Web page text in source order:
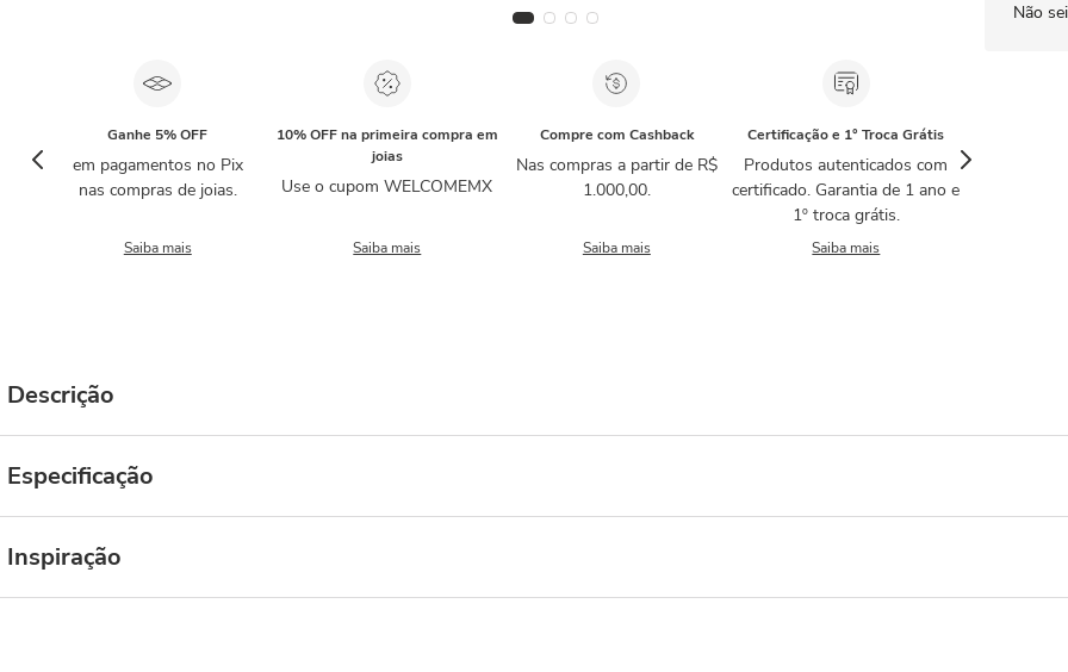
Ganhe 5% OFF
em pagamentos no Pix
nas compras de joias.
Saiba mais
10% OFF na primeira compra em
joias
Use o cupom WELCOMEMX
Saiba mais
Compre com Cashback
Nas compras a partir de R$
1.000,00.
Saiba mais
Certificação e 1° Troca Grátis
Produtos autenticados com
certificado. Garantia de 1 ano e
1º troca grátis.
Saiba mais
Não
Descrição
Especificação
Inspiração